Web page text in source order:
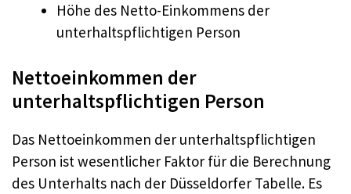
Höhe des Netto-Einkommens der
unterhaltspflichtigen Person
Nettoeinkommen der
unterhaltspflichtigen Person
Das Nettoeinkommen der unterhaltspflichtigen
Person ist wesentlicher Faktor für die Berechnung
des Unterhalts nach der Düsseldorfer Tabelle. Es